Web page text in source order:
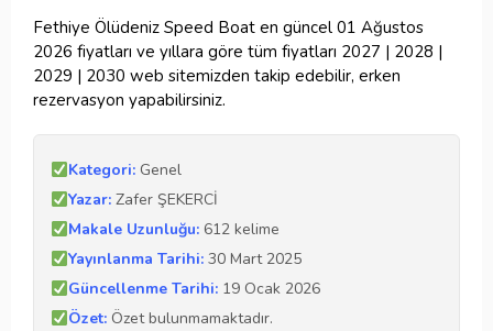
Fethiye Ölüdeniz Speed Boat en güncel 01 Ağustos
2026 fiyatları ve yıllara göre tüm fiyatları 2027 | 2028 |
2029 | 2030 web sitemizden takip edebilir, erken
rezervasyon yapabilirsiniz.
Kategori:Genel
Yazar:Zafer ŞEKERCİ
Makale Uzunluğu:612 kelime
Yayınlanma Tarihi:30 Mart 2025
Güncellenme Tarihi:19 Ocak 2026
Özet:Özet bulunmamaktadır.